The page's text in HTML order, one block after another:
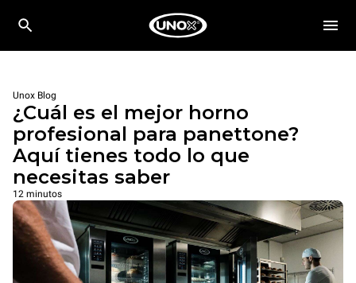
Unox Blog
¿Cuál es el mejor horno
profesional para panettone?
Aquí tienes todo lo que
necesitas saber
12 minutos